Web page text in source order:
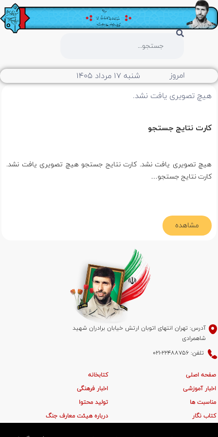
امروز
شنبه ۱۷ مرداد ۱۴۰۵
هیچ تصویری یافت نشد.
کارت نتایج جستجو
هیچ تصویری یافت نشد. کارت نتایج جستجو هیچ تصویری یافت نشد.
کارت نتایج جستجو…
مشاهده
آدرس: تهران انتهای اتوبان ارتش خیابان برادران شهید
شاهمرادی
تلفن: 22488756-021
صفحه اصلی
کتابخانه
اخبار آموزشی
اخبار فرهنگی
مناسبت ها
تولید محتوا
کتاب نگار
درباره هیئت معارف جنگ